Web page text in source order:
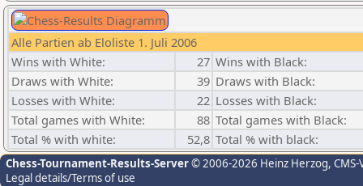
Alle Partien ab Eloliste 1. Juli 2006
Wins with White:
27 Wins with Black:
Draws with White:
39 Draws with Black:
Losses with White:
22 Losses with Black:
Total games with White:
88 Total games with Black:
Total % with white:
52,8 Total % with black:
Chess-Tournament-Results-Server© 2006-2026 Heinz Herzog,
Legal details/Terms of use